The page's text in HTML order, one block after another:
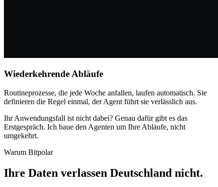
Wiederkehrende Abläufe
Routineprozesse, die jede Woche anfallen, laufen automatisch. Sie
definieren die Regel einmal, der Agent führt sie verlässlich aus.
Ihr Anwendungsfall ist nicht dabei? Genau dafür gibt es das
Erstgespräch. Ich baue den Agenten um Ihre Abläufe, nicht
umgekehrt.
Warum Bitpolar
Ihre Daten verlassen Deutschland nicht.